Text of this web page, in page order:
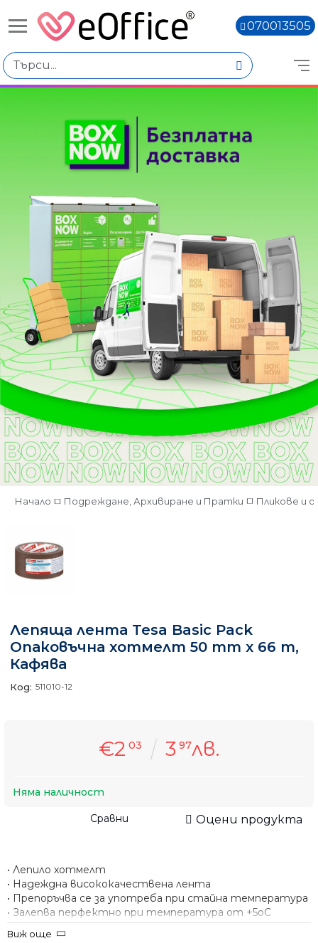
070013505
Начало Подреждане, Архивиране и Пратки Пликове и
Лепяща лента Tesa Basic Pack
Опаковъчна хотмелт 50 mm x 66 m,
Кафява
Код: 511010-12
€2 03 3 97лв.
Няма наличност
Сравни Оцени продукта
• Лепило хотмелт
• Надеждна висококачествена лента
• Препоръчва се за употреба при стайна температура
• Залепва перфектно при температура от +5оC
Виж още